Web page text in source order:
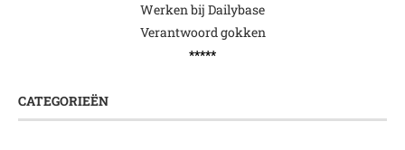
Werken bij Dailybase
Verantwoord gokken
*****
CATEGORIEËN